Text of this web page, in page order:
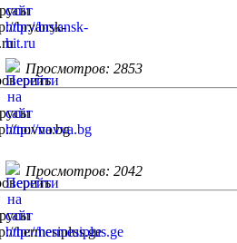
Просмотров: 2853
Просмотров: 2042